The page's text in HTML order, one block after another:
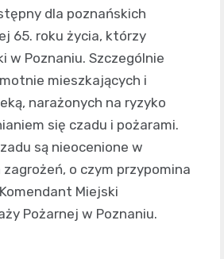
dla poznańskich
65. roku życia, którzy
w Poznaniu. Szczególnie
mieszkających i
narażonych na ryzyko
się czadu i pożarami.
są nieocenione w
o czym przypomina
Miejski
Pożarnej w Poznaniu.